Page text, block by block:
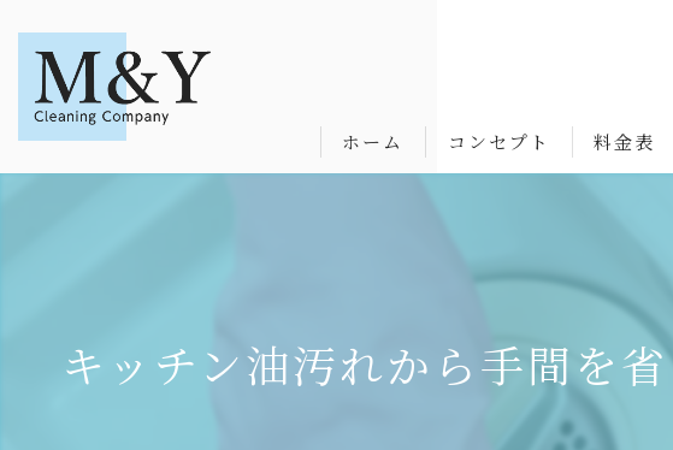
ホーム コンセプト 料金表
キッチン油汚れから手間を